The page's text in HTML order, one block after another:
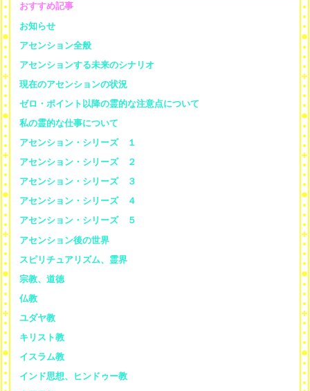
おすすめ記事
お知らせ
アセンション全般
アセンションする未来のシナリオ
現在のアセンションの状況
ゼロ・ポイント以降の霊的な注意点について
私の霊的な仕事について
アセンション・シリーズ １
アセンション・シリーズ ２
アセンション・シリーズ ３
アセンション・シリーズ ４
アセンション・シリーズ ５
アセンション後の世界
スピリチュアリズム、霊界
宗教、道徳
仏教
ユダヤ教
キリスト教
イスラム教
インド思想、ヒンドゥー教